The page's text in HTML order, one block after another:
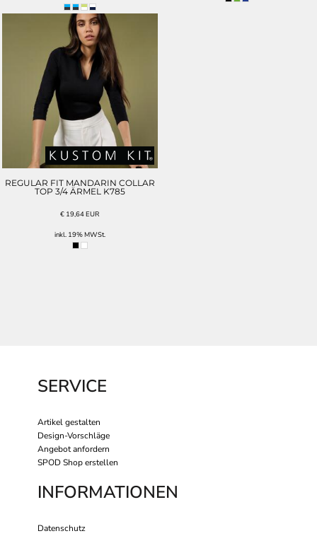
REGULAR FIT MANDARIN COLLAR
TOP 3/4 ÄRMEL K785
€ 19,64EUR
inkl. 19% MWSt.
SERVICE
Artikel gestalten
Design-Vorschläge
Angebot anfordern
SPOD Shop erstellen
INFORMATIONEN
Datenschutz